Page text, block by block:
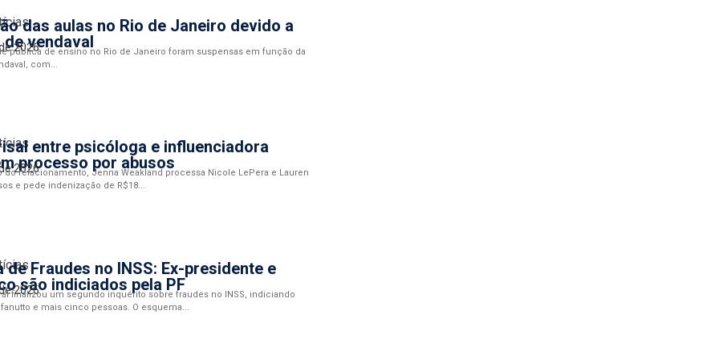
das aulas no Rio de Janeiro devido a
vendaval
2026
pública de ensino no Rio de Janeiro foram suspensas em função da
com...
entre psicóloga e influenciadora
processo por abusos
2026
do relacionamento, Jenna Weakland processa Nicole LePera e Lauren
e pede indenização de R$18...
de Fraudes no INSS: Ex-presidente e
são indiciados pela PF
2026
finalizou um segundo inquérito sobre fraudes no INSS, indiciando
e mais cinco pessoas. O esquema...